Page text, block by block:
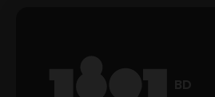
BD